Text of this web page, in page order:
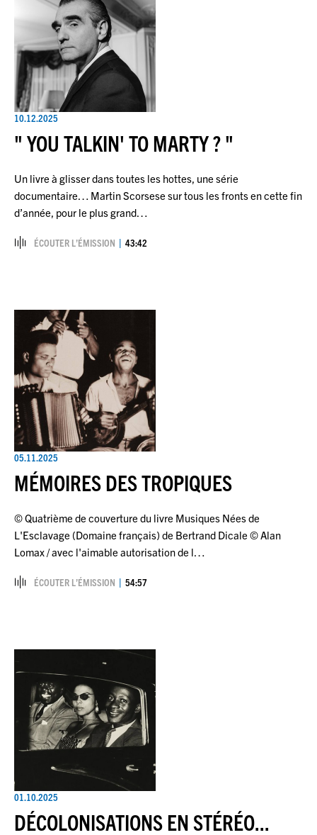
10.12.2025
" YOU TALKIN' TO MARTY ? "
Un livre à glisser dans toutes les hottes, une série
documentaire… Martin Scorsese sur tous les fronts en cette fin
d’année, pour le plus grand…
ÉCOUTER L’ÉMISSION 43:42
05.11.2025
MÉMOIRES DES TROPIQUES
© Quatrième de couverture du livre Musiques Nées de
L'Esclavage (Domaine français) de Bertrand Dicale © Alan
Lomax / avec l'aimable autorisation de l…
ÉCOUTER L’ÉMISSION 54:57
01.10.2025
DÉCOLONISATIONS EN STÉRÉO...